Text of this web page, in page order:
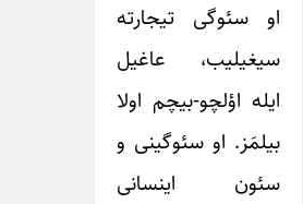
او سئوگی تیجارته
سیغیلیب، عاغیل
ایله اؤلچو-بیچم اولا
بیلمَز. او سئوگینی و
سئون اینسانی